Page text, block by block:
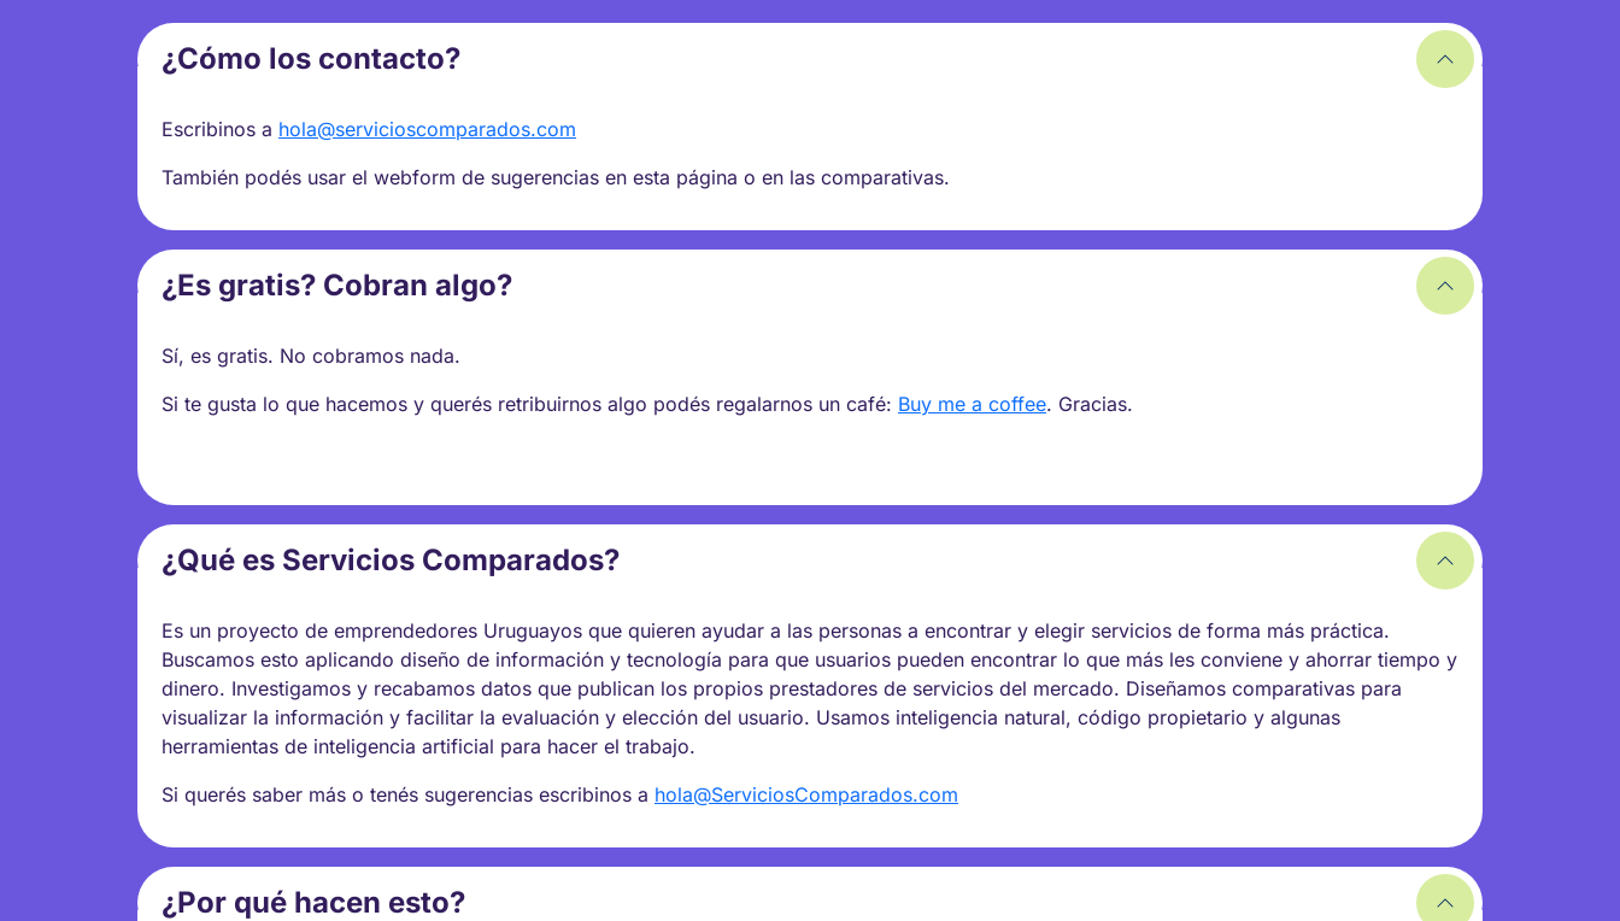
¿Cómo los contacto?
Escribinos a hola@servicioscomparados.com
También podés usar el webform de sugerencias en esta página o en las comparativas.
¿Es gratis? Cobran algo?
Sí, es gratis. No cobramos nada.
Si te gusta lo que hacemos y querés retribuirnos algo podés regalarnos un café: Buy me a coffee. Gracias.
¿Qué es Servicios Comparados?
Es un proyecto de emprendedores Uruguayos que quieren ayudar a las personas a encontrar y elegir servicios de forma más práctica.
Buscamos esto aplicando diseño de información y tecnología para que usuarios pueden encontrar lo que más les conviene y ahorrar tiempo y
dinero. Investigamos y recabamos datos que publican los propios prestadores de servicios del mercado. Diseñamos comparativas para
visualizar la información y facilitar la evaluación y elección del usuario. Usamos inteligencia natural, código propietario y algunas
herramientas de inteligencia artificial para hacer el trabajo.
Si querés saber más o tenés sugerencias escribinos a hola@ServiciosComparados.com
¿Por qué hacen esto?